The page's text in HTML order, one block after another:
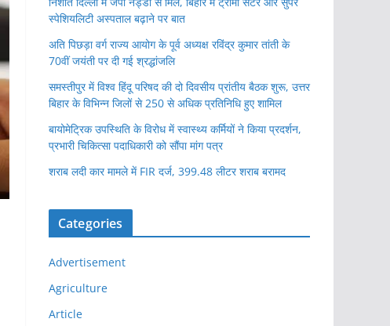
स्पेशियलिटी अस्पताल बढ़ाने पर बात
अति पिछड़ा वर्ग राज्य आयोग के पूर्व अध्यक्ष रविंद्र कुमार तांती के
70वीं जयंती पर दी गई श्रद्धांजलि
समस्तीपुर में विश्व हिंदू परिषद की दो दिवसीय प्रांतीय बैठक शुरू, उत्तर
बिहार के विभिन्न जिलों से 250 से अधिक प्रतिनिधि हुए शामिल
बायोमेट्रिक उपस्थिति के विरोध में स्वास्थ्य कर्मियों ने किया प्रदर्शन,
प्रभारी चिकित्सा पदाधिकारी को सौंपा मांग पत्र
शराब लदी कार मामले में FIR दर्ज, 399.48 लीटर शराब बरामद
Categories
Advertisement
Agriculture
Article